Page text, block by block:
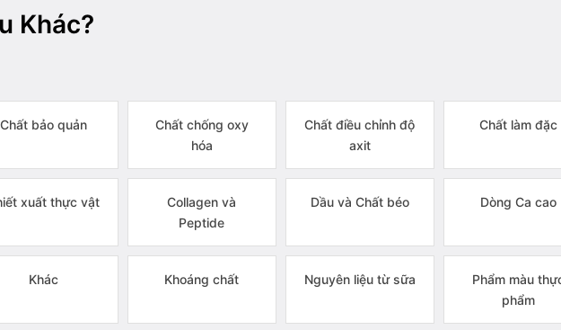
Khác?
Chất bảo quản
Chất chống oxy
hóa
Chất điều chỉnh độ
axit
Chất làm đặc
xuất thực vật
Collagen và
Peptide
Dầu và Chất béo Dòng Ca cao
Khác Khoáng chất Nguyên liệu từ sữa
Phẩm màu
phẩm